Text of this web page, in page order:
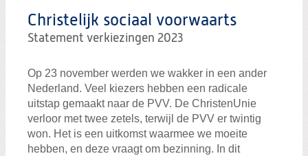
Christelijk sociaal voorwaarts
Statement verkiezingen 2023
Op 23 november werden we wakker in een ander
Nederland. Veel kiezers hebben een radicale
uitstap gemaakt naar de PVV. De ChristenUnie
verloor met twee zetels, terwijl de PVV er twintig
won. Het is een uitkomst waarmee we moeite
hebben, en deze vraagt om bezinning. In dit